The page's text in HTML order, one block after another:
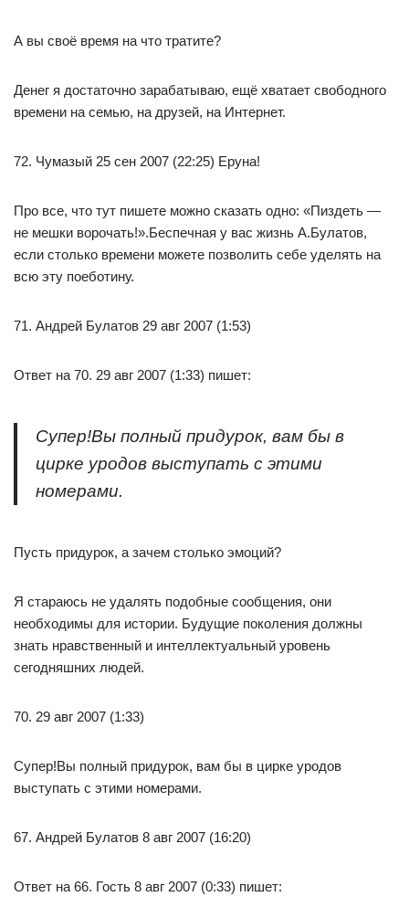
А вы своё время на что тратите?
Денег я достаточно зарабатываю, ещё хватает свободного
времени на семью, на друзей, на Интернет.
72. Чумазый 25 сен 2007 (22:25) Еруна!
Про все, что тут пишете можно сказать одно: «Пиздеть —
не мешки ворочать!».Беспечная у вас жизнь А.Булатов,
если столько времени можете позволить себе уделять на
всю эту поеботину.
71. Андрей Булатов 29 авг 2007 (1:53)
Ответ на 70. 29 авг 2007 (1:33) пишет:
Супер!Вы полный придурок, вам бы в
цирке уродов выступать с этими
номерами.
Пусть придурок, а зачем столько эмоций?
Я стараюсь не удалять подобные сообщения, они
необходимы для истории. Будущие поколения должны
знать нравственный и интеллектуальный уровень
сегодняшних людей.
70. 29 авг 2007 (1:33)
Супер!Вы полный придурок, вам бы в цирке уродов
выступать с этими номерами.
67. Андрей Булатов 8 авг 2007 (16:20)
Ответ на 66. Гость 8 авг 2007 (0:33) пишет: